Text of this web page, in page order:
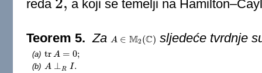
reda 2, a koji se temelji na
Teorem 5. Za A ∈ M2 (C)
A∈M 2(C) sljedeće tvrdnje
(a) tr A = 0;
trA=0;
(b) A ⊥ R I .
A⊥R I.